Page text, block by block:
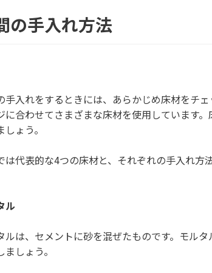
の手入れ方法
手入れをするときには、あらかじめ床材をチ
に合わせてさまざまな床材を使用しています
ょう。
は代表的な4つの床材と、それぞれの手入れ方
ル
ルは、セメントに砂を混ぜたものです。モル
ましょう。